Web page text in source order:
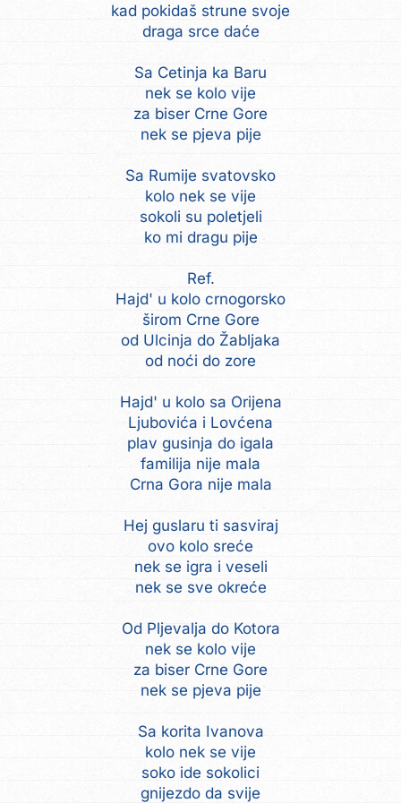
kad pokidaš strune svoje
draga srce daće
Sa Cetinja ka Baru
nek se kolo vije
za biser Crne Gore
nek se pjeva pije
Sa Rumije svatovsko
kolo nek se vije
sokoli su poletjeli
ko mi dragu pije
Ref.
Hajd' u kolo crnogorsko
širom Crne Gore
od Ulcinja do Žabljaka
od noći do zore
Hajd' u kolo sa Orijena
Ljubovića i Lovćena
plav gusinja do igala
familija nije mala
Crna Gora nije mala
Hej guslaru ti sasviraj
ovo kolo sreće
nek se igra i veseli
nek se sve okreće
Od Pljevalja do Kotora
nek se kolo vije
za biser Crne Gore
nek se pjeva pije
Sa korita Ivanova
kolo nek se vije
soko ide sokolici
gnijezdo da svije